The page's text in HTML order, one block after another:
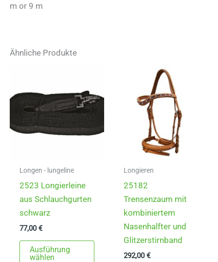
m or 9 m
Ähnliche Produkte
Longen - lungeline
2523 Longierleine
aus Schlauchgurten
schwarz
77,00€
Ausführung
wählen
Dieses
Longieren
25182
Trensenzaum mit
kombiniertem
Nasenhalfter und
Glitzerstirnband
292,00€